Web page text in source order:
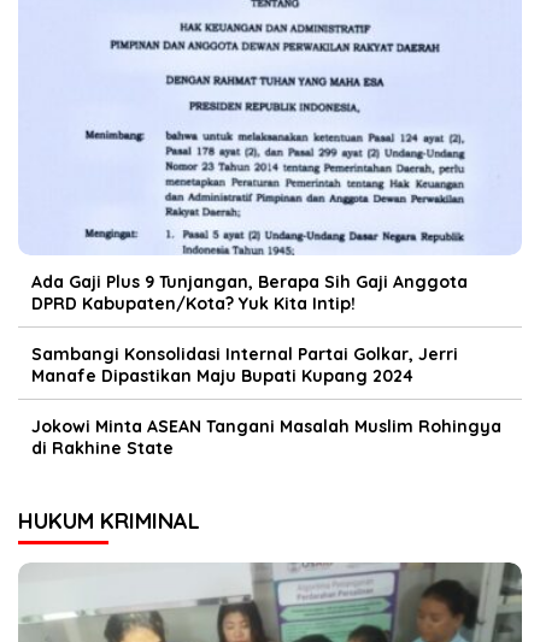
Ada Gaji Plus 9 Tunjangan, Berapa Sih Gaji Anggota
DPRD Kabupaten/Kota? Yuk Kita Intip!
Sambangi Konsolidasi Internal Partai Golkar, Jerri
Manafe Dipastikan Maju Bupati Kupang 2024
Jokowi Minta ASEAN Tangani Masalah Muslim Rohingya
di Rakhine State
HUKUM KRIMINAL